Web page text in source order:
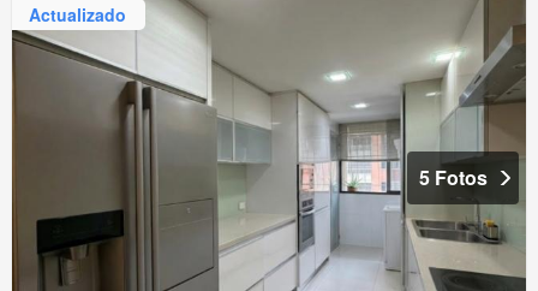
Actualizado
5 Fotos